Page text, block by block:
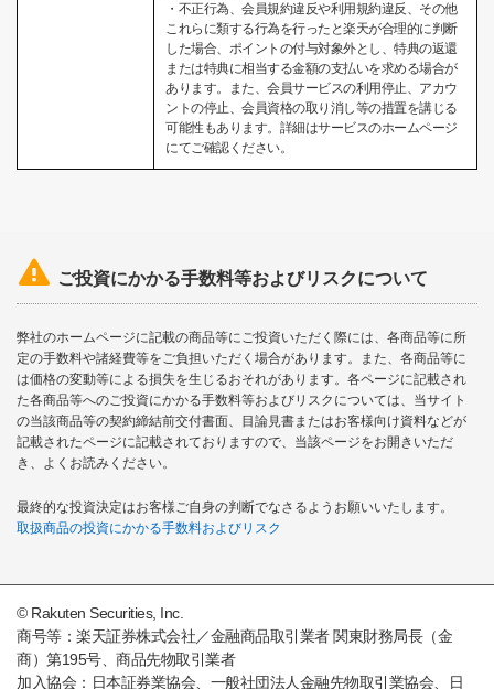
・不正行為、会員規約違反や利用規約違反、その他
これらに類する行為を行ったと楽天が合理的に判断
した場合、ポイントの付与対象外とし、特典の返還
または特典に相当する金額の支払いを求める場合が
あります。また、会員サービスの利用停止、アカウ
ントの停止、会員資格の取り消し等の措置を講じる
可能性もあります。詳細はサービスのホームページ
にてご確認ください。
 ご投資にかかる手数料等およびリスクについて
弊社のホームページに記載の商品等にご投資いただく際には、各商品等に所
定の手数料や諸経費等をご負担いただく場合があります。また、各商品等に
は価格の変動等による損失を生じるおそれがあります。各ページに記載され
た各商品等へのご投資にかかる手数料等およびリスクについては、当サイト
の当該商品等の契約締結前交付書面、目論見書またはお客様向け資料などが
記載されたページに記載されておりますので、当該ページをお開きいただ
き、よくお読みください。
最終的な投資決定はお客様ご自身の判断でなさるようお願いいたします。
取扱商品の投資にかかる手数料およびリスク
© Rakuten Securities, Inc.
商号等：楽天証券株式会社／金融商品取引業者 関東財務局長（金
商）第195号、商品先物取引業者
加入協会：日本証券業協会、一般社団法人金融先物取引業協会、日